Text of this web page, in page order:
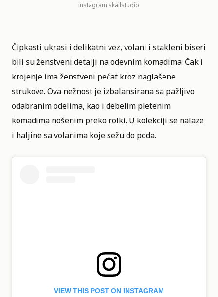
instagram skallstudio
Čipkasti ukrasi i delikatni vez, volani i stakleni biseri
bili su ženstveni detalji na odevnim komadima. Čak i
krojenje ima ženstveni pečat kroz naglašene
strukove. Ova nežnost je izbalansirana sa pažljivo
odabranim odelima, kao i debelim pletenim
komadima nošenim preko rolki. U kolekciji se nalaze
i haljine sa volanima koje sežu do poda.
VIEW THIS POST ON INSTAGRAM